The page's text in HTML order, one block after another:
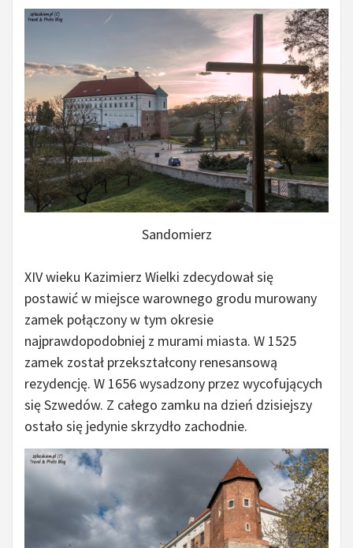
Sandomierz
XIV wieku Kazimierz Wielki zdecydował się
postawić w miejsce warownego grodu murowany
zamek połączony w tym okresie
najprawdopodobniej z murami miasta. W 1525
zamek został przekształcony renesansową
rezydencję. W 1656 wysadzony przez wycofujących
się Szwedów. Z całego zamku na dzień dzisiejszy
ostało się jedynie skrzydło zachodnie.